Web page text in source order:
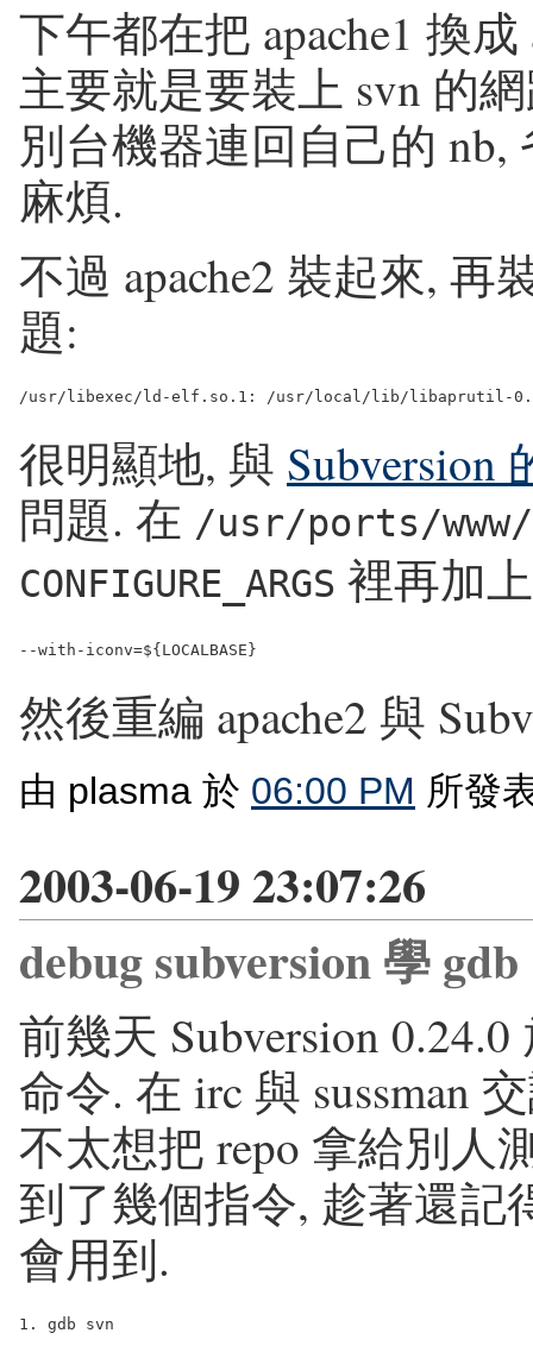
下午都在把 apache1 換
主要就是要裝上 svn 的
別台機器連回自己的 nb,
麻煩.
不過 apache2 裝起來, 再
題:
很明顯地, 與 Subversion
問題. 在 /usr/ports/
CONFIGURE_ARGS 裡再加
然後重編 apache2 與
由 plasma 於 06:00 PM 所發
2003-06-19 23:07:26
debug subversion 學 gdb
前幾天 Subversion
命令. 在 irc 與 sussman
不太想把 repo 拿給別人
到了幾個指令, 趁著還記
會用到.
1. gdb svn